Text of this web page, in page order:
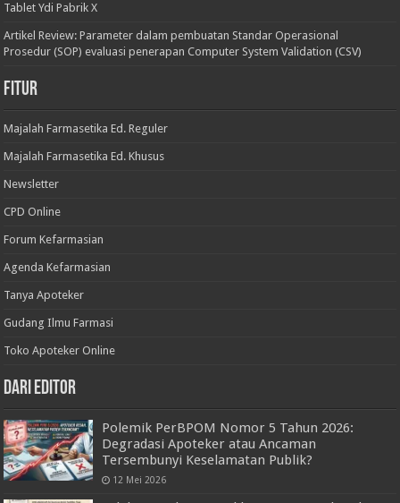
Tablet Ydi Pabrik X
Artikel Review: Parameter dalam pembuatan Standar Operasional
Prosedur (SOP) evaluasi penerapan Computer System Validation (CSV)
Fitur
Majalah Farmasetika Ed. Reguler
Majalah Farmasetika Ed. Khusus
Newsletter
CPD Online
Forum Kefarmasian
Agenda Kefarmasian
Tanya Apoteker
Gudang Ilmu Farmasi
Toko Apoteker Online
Dari Editor
Polemik PerBPOM Nomor 5 Tahun 2026:
Degradasi Apoteker atau Ancaman
Tersembunyi Keselamatan Publik?
12 Mei 2026